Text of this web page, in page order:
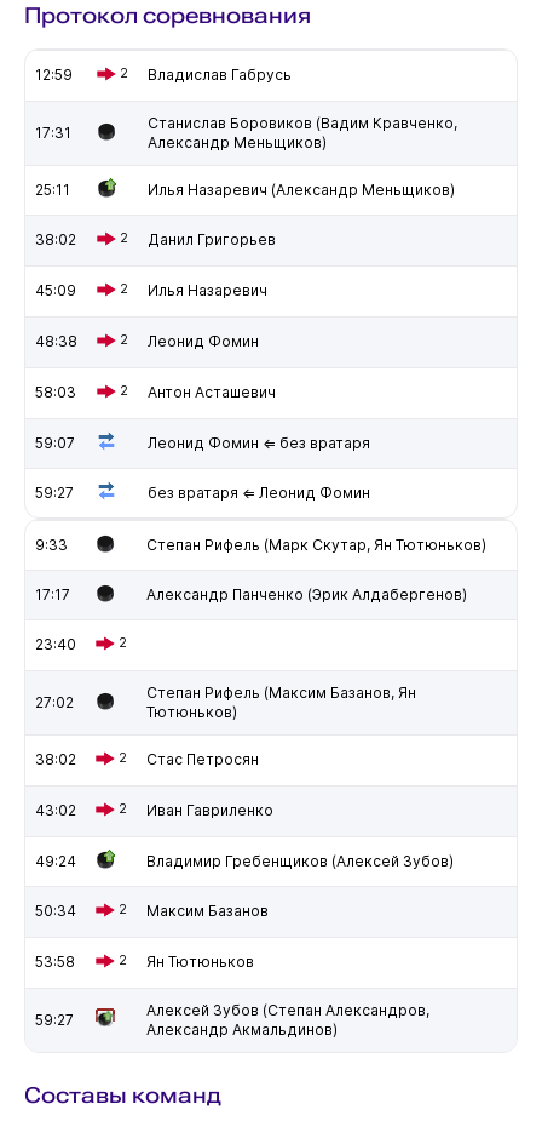
Протокол соревнования
12:59 2 Владислав Габрусь
17:31
Станислав Боровиков (Вадим Кравченко,
Александр Меньщиков)
25:11 Илья Назаревич (Александр Меньщиков)
38:02 2 Данил Григорьев
45:09 2 Илья Назаревич
48:38 2 Леонид Фомин
58:03 2 Антон Асташевич
59:07 Леонид Фомин ⇐ без вратаря
59:27 без вратаря ⇐ Леонид Фомин
9:33 Степан Рифель (Марк Скутар, Ян Тютюньков)
17:17 Александр Панченко (Эрик Алдабергенов)
23:40 2
27:02
Степан Рифель (Максим Базанов, Ян
Тютюньков)
38:02 2 Стас Петросян
43:02 2 Иван Гавриленко
49:24 Владимир Гребенщиков (Алексей Зубов)
50:34 2 Максим Базанов
53:58 2 Ян Тютюньков
59:27
Алексей Зубов (Степан Александров,
Александр Акмальдинов)
Составы команд